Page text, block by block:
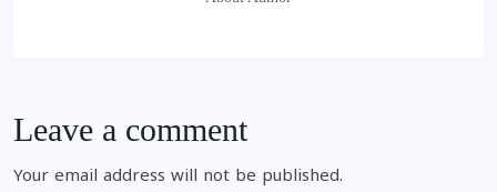
Leave a comment
Your email address will not be published.